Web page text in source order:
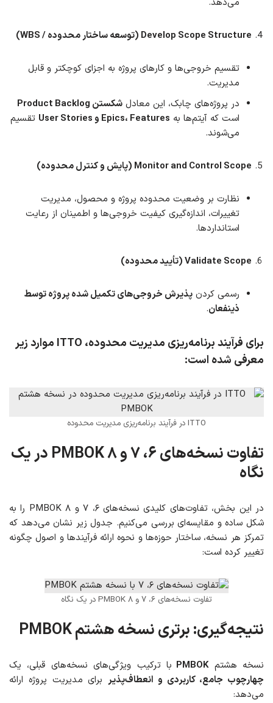
Develop Scope Structure (توسعه ساختار محدوده / WBS)
تقسیم خروجی‌ها و کارهای پروژه به اجزای کوچکتر و قابل
مدیریت.
در پروژه‌های چابک، این معادل شکستن Product Backlog
است که آیتم‌ها به Epics، Features و User Stories
تقسیم
می‌شوند.
Monitor and Control Scope (پایش و کنترل محدوده)
نظارت بر وضعیت محدوده پروژه و محصول، مدیریت
تغییرات، اندازه‌گیری کیفیت خروجی‌ها و اطمینان از رعایت
استانداردها.
Validate Scope (تأیید محدوده)
رسمی کردن پذیرش خروجی‌های تکمیل شده پروژه توسط
ذینفعان.
برای فرآیند برنامه‌ریزی مدیریت محدوده، ITTO موارد زیر
معرفی شده است:
ITTO در فرآیند برنامه‌ریزی مدیریت محدوده
تفاوت نسخه‌های ۶، ۷ و ۸ PMBOK در یک
نگاه
در این بخش، تفاوت‌های کلیدی نسخه‌های ۶، ۷ و ۸ PMBOK را به
شکل ساده و مقایسه‌ای بررسی می‌کنیم. جدول زیر نشان می‌دهد که
تمرکز هر نسخه، ساختار حوزه‌ها و نحوه ارائه فرآیندها و اصول چگونه
تغییر کرده است:
تفاوت نسخه‌های ۶، ۷ و ۸ PMBOK در یک نگاه
نتیجه‌گیری: برتری نسخه هشتم PMBOK
نسخه هشتمPMBOK با ترکیب ویژگی‌های نسخه‌های قبلی، یک
چهارچوب جامع، کاربردی و انعطاف‌پذیر برای مدیریت پروژه ارائه
می‌دهد: